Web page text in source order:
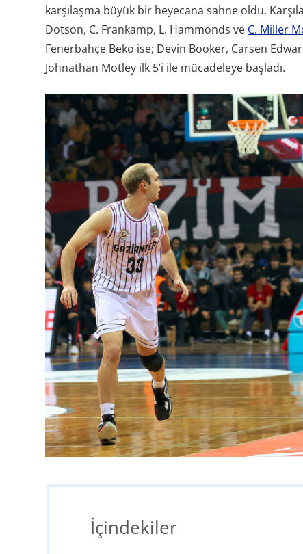
karşılaşma büyük bir heyecana sahne oldu.
Dotson, C. Frankamp, L. Hammonds ve C. Miller
Fenerbahçe Beko ise; Devin Booker, Carsen
Johnathan Motley ilk 5’i ile mücadeleye başladı.
İçindekiler